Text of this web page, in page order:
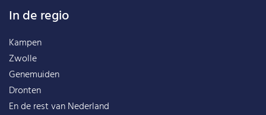
In de regio
Kampen
Zwolle
Genemuiden
Dronten
En de rest vanNederland